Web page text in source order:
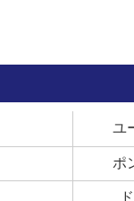
ユ
ポ